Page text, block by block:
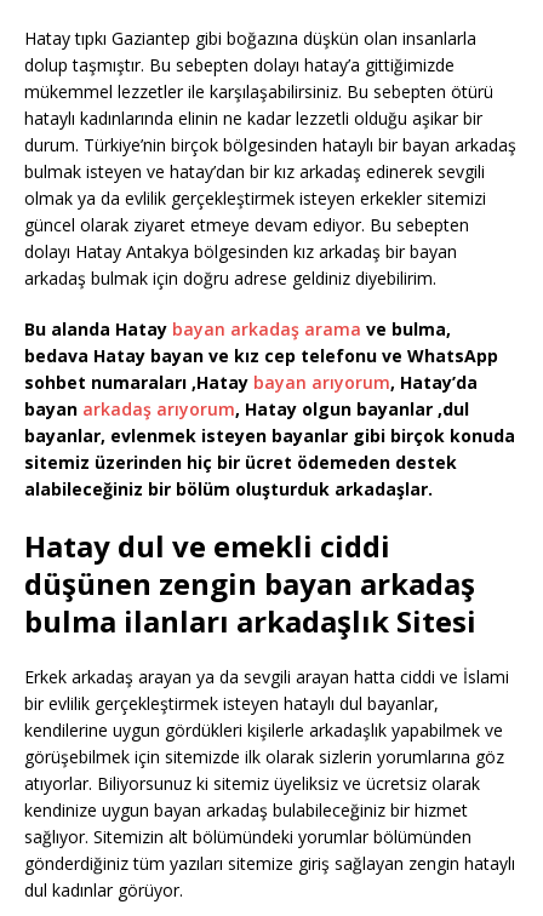
Hatay tıpkı Gaziantep gibi boğazına düşkün olan insanlarla
dolup taşmıştır. Bu sebepten dolayı hatay’a gittiğimizde
mükemmel lezzetler ile karşılaşabilirsiniz. Bu sebepten ötürü
hataylı kadınlarında elinin ne kadar lezzetli olduğu aşikar bir
durum. Türkiye’nin birçok bölgesinden hataylı bir bayan arkadaş
bulmak isteyen ve hatay’dan bir kız arkadaş edinerek sevgili
olmak ya da evlilik gerçekleştirmek isteyen erkekler sitemizi
güncel olarak ziyaret etmeye devam ediyor. Bu sebepten
dolayı Hatay Antakya bölgesinden kız arkadaş bir bayan
arkadaş bulmak için doğru adrese geldiniz diyebilirim.
Bu alanda Hatay bayan arkadaş arama ve bulma,
bedava Hatay bayan ve kız cep telefonu ve WhatsApp
sohbet numaraları ,Hatay bayan arıyorum, Hatay’da
bayan arkadaş arıyorum, Hatay olgun bayanlar ,dul
bayanlar, evlenmek isteyen bayanlar gibi birçok konuda
sitemiz üzerinden hiç bir ücret ödemeden destek
alabileceğiniz bir bölüm oluşturduk arkadaşlar.
Hatay dul ve emekli ciddi
düşünen zengin bayan arkadaş
bulma ilanları arkadaşlık Sitesi
Erkek arkadaş arayan ya da sevgili arayan hatta ciddi ve İslami
bir evlilik gerçekleştirmek isteyen hataylı dul bayanlar,
kendilerine uygun gördükleri kişilerle arkadaşlık yapabilmek ve
görüşebilmek için sitemizde ilk olarak sizlerin yorumlarına göz
atıyorlar. Biliyorsunuz ki sitemiz üyeliksiz ve ücretsiz olarak
kendinize uygun bayan arkadaş bulabileceğiniz bir hizmet
sağlıyor. Sitemizin alt bölümündeki yorumlar bölümünden
gönderdiğiniz tüm yazıları sitemize giriş sağlayan zengin hataylı
dul kadınlar görüyor.